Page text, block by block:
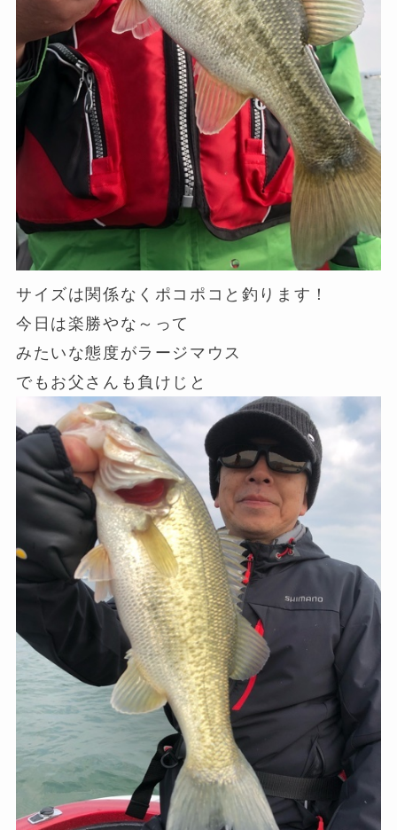
サイズは関係なくポコポコと釣ります！
今日は楽勝やな～って
みたいな態度がラージマウス
でもお父さんも負けじと